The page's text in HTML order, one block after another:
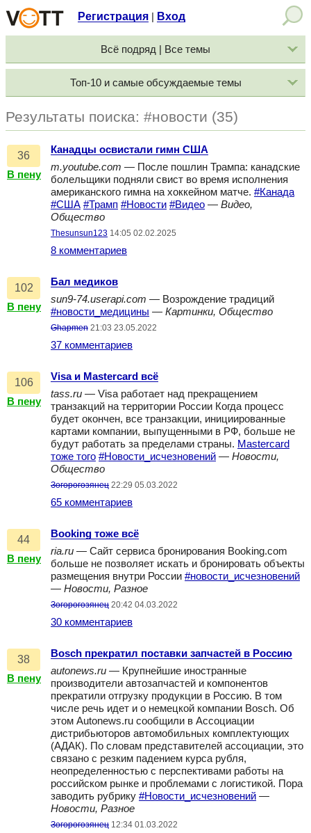
Регистрация Вход
Всё подряд | Все темы
Топ-10 и самые обсуждаемые темы
Результаты поиска: #новости (35)
36
В пену
Канадцы освистали гимн США
m.youtube.com — После пошлин Трампа: канадские
болельщики подняли свист во время исполнения
американского гимна на хоккейном матче. #Канада
#США #Трамп #Новости #Видео — Видео,
Общество
Thesunsun123 14:05 02.02.2025
8 комментариев
102
В пену
Бал медиков
sun9-74.userapi.com — Возрождение традиций
#новости_медицины — Картинки, Общество
Ghapmen 21:03 23.05.2022
37 комментариев
106
В пену
Visa и Mastercard всё
tass.ru — Visa работает над прекращением
транзакций на территории России Когда процесс
будет окончен, все транзакции, инициированные
картами компании, выпущенными в РФ, больше не
будут работать за пределами страны. Mastercard
тоже того #Новости_исчезновений — Новости,
Общество
Зогорогозянец 22:29 05.03.2022
65 комментариев
44
В пену
Booking тоже всё
ria.ru — Сайт сервиса бронирования Booking.com
больше не позволяет искать и бронировать объекты
размещения внутри России #новости_исчезновений
— Новости, Разное
Зогорогозянец 20:42 04.03.2022
30 комментариев
38
В пену
Bosch прекратил поставки запчастей в Россию
autonews.ru — Крупнейшие иностранные
производители автозапчастей и компонентов
прекратили отгрузку продукции в Россию. В том
числе речь идет и о немецкой компании Bosch. Об
этом Autonews.ru сообщили в Ассоциации
дистрибьюторов автомобильных комплектующих
(АДАК). По словам представителей ассоциации, это
связано с резким падением курса рубля,
неопределенностью с перспективами работы на
российском рынке и проблемами с логистикой. Пора
заводить рубрику #Новости_исчезновений —
Новости, Разное
Зогорогозянец 12:34 01.03.2022